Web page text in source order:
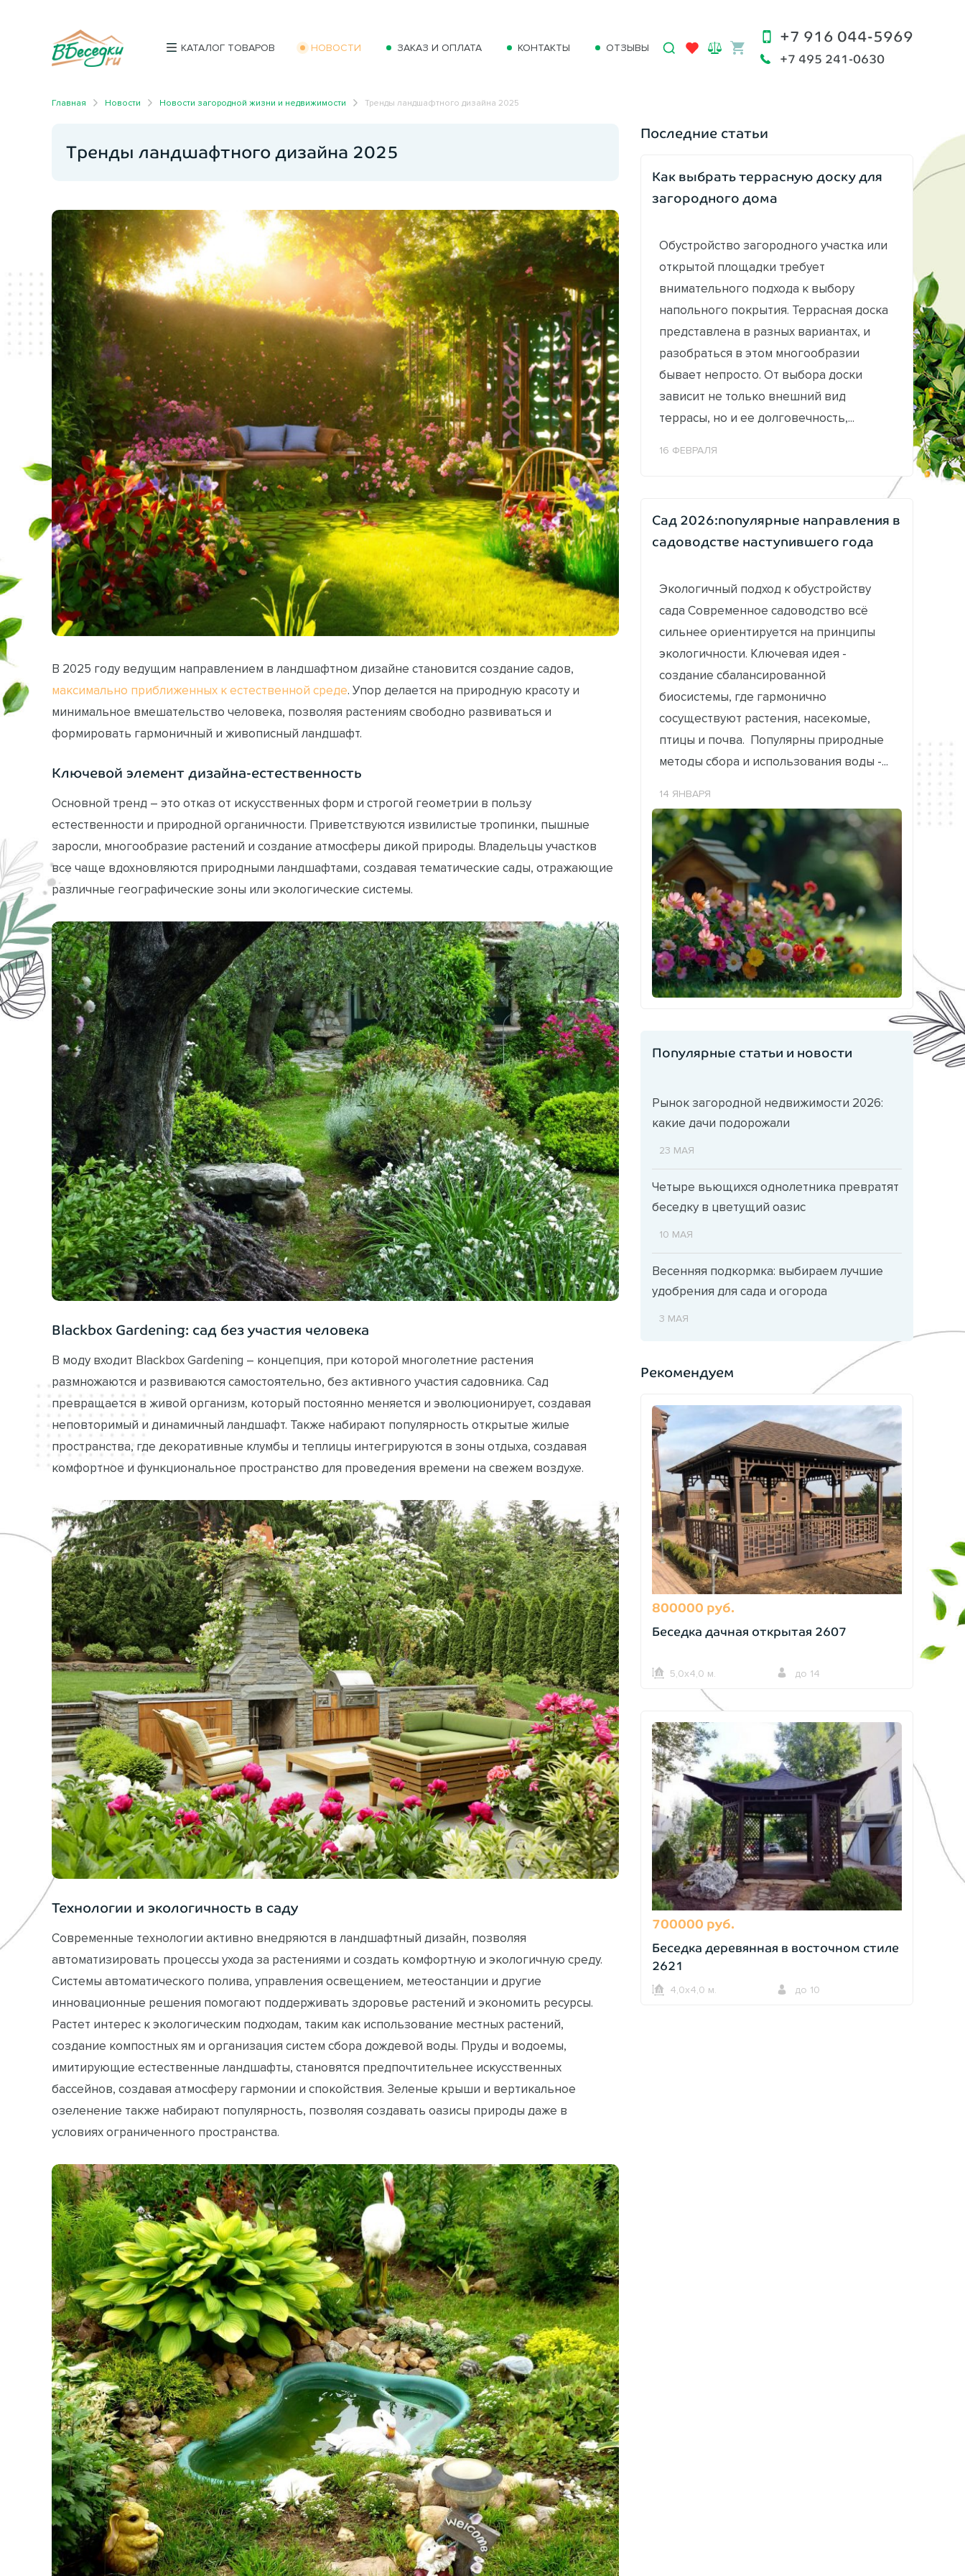
КАТАЛОГ ТОВАРОВ НОВОСТИ ЗАКАЗ И ОПЛАТА КОНТАКТЫ ОТЗЫВЫ
+7 916 044-5969
+7 495 241-0630
Главная Новости Новости загородной жизни и недвижимости Тренды ландшафтного дизайна 2025
Тренды ландшафтного дизайна 2025
В 2025 году ведущим направлением в ландшафтном дизайне становится создание садов,
максимально приближенных к естественной среде . Упор делается на природную красоту и
минимальное вмешательство человека, позволяя растениям свободно развиваться и
формировать гармоничный и живописный ландшафт.
Ключевой элемент дизайна-естественность
Основной тренд – это отказ от искусственных форм и строгой геометрии в пользу
естественности и природной органичности. Приветствуются извилистые тропинки, пышные
заросли, многообразие растений и создание атмосферы дикой природы. Владельцы участков
все чаще вдохновляются природными ландшафтами, создавая тематические сады, отражающие
различные географические зоны или экологические системы.
Blackbox Gardening: сад без участия человека
В моду входит Blackbox Gardening – концепция, при которой многолетние растения
размножаются и развиваются самостоятельно, без активного участия садовника. Сад
превращается в живой организм, который постоянно меняется и эволюционирует, создавая
неповторимый и динамичный ландшафт. Также набирают популярность открытые жилые
пространства, где декоративные клумбы и теплицы интегрируются в зоны отдыха, создавая
комфортное и функциональное пространство для проведения времени на свежем воздухе.
Технологии и экологичность в саду
Современные технологии активно внедряются в ландшафтный дизайн, позволяя
автоматизировать процессы ухода за растениями и создать комфортную и экологичную среду.
Системы автоматического полива, управления освещением, метеостанции и другие
инновационные решения помогают поддерживать здоровье растений и экономить ресурсы.
Растет интерес к экологическим подходам, таким как использование местных растений,
создание компостных ям и организация систем сбора дождевой воды. Пруды и водоемы,
имитирующие естественные ландшафты, становятся предпочтительнее искусственных
бассейнов, создавая атмосферу гармонии и спокойствия. Зеленые крыши и вертикальное
озеленение также набирают популярность, позволяя создавать оазисы природы даже в
условиях ограниченного пространства.
Последние статьи
Как выбрать террасную доску для
загородного дома
Обустройство загородного участка или
открытой площадки требует
внимательного подхода к выбору
напольного покрытия. Террасная доска
представлена в разных вариантах, и
разобраться в этом многообразии
бывает непросто. От выбора доски
зависит не только внешний вид
террасы, но и ее долговечность,...
16 ФЕВРАЛЯ
Сад 2026:популярные направления в
садоводстве наступившего года
Экологичный подход к обустройству
сада Современное садоводство всё
сильнее ориентируется на принципы
экологичности. Ключевая идея -
создание сбалансированной
биосистемы, где гармонично
сосуществуют растения, насекомые,
птицы и почва. Популярны природные
методы сбора и использования воды -...
14 ЯНВАРЯ
Популярные статьи и новости
Рынок загородной недвижимости 2026:
какие дачи подорожали
23 МАЯ
Четыре вьющихся однолетника превратят
беседку в цветущий оазис
10 МАЯ
Весенняя подкормка: выбираем лучшие
удобрения для сада и огорода
3 МАЯ
Рекомендуем
800000 руб.
Беседка дачная открытая 2607
5,0х4,0 м. до 14
700000 руб.
Беседка деревянная в восточном стиле
2621
4,0х4,0 м. до 10